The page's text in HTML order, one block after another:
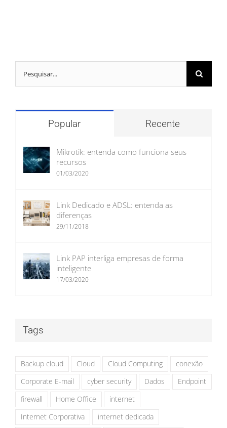
Popular Recente
Mikrotik: entenda como funciona seus
recursos
01/03/2020
Link Dedicado e ADSL: entenda as
diferenças
29/11/2018
Link PAP interliga empresas de forma
inteligente
17/03/2020
Tags
Backup cloud Cloud Cloud Computing
conexão
Corporate E-mail
cyber security Dados
Endpoint
firewall
Home Office
internet
Internet Corporativa
internet dedicada